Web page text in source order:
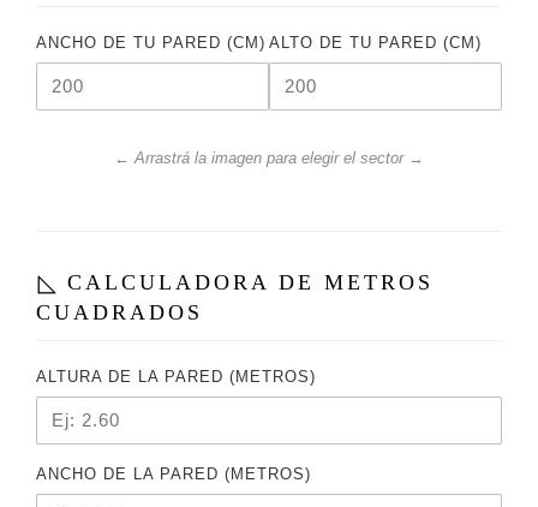
ANCHO DE TU PARED (CM) ALTO DE TU PARED (CM)
← Arrastrá la imagen para elegir el sector →
CALCULADORA DE METROS
CUADRADOS
ALTURA DE LA PARED (METROS)
ANCHO DE LA PARED (METROS)